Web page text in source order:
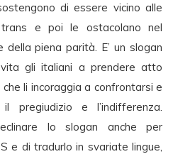
di essere vicino alle
e poi le ostacolano nel
piena parità. E’ un slogan
gli italiani a prendere atto
li incoraggia a confrontarsi e
il pregiudizio e l’indifferenza.
lo slogan anche per
e di tradurlo in svariate lingue,